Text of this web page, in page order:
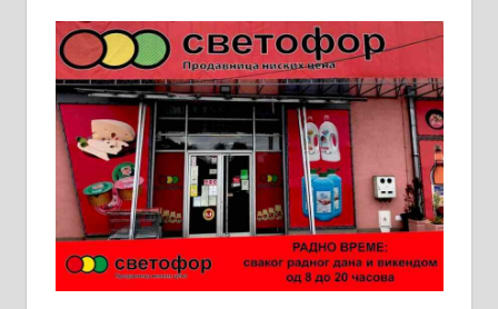
Пружам услуге завршних радова
у грађевини, хидроизолације и
молерских радова. 061/25-28-058
Ало таксију потребан возач са Б
категоријом. 064/02-85-511
Потребна два радника за рад на
стоваришту „Липа промет” у